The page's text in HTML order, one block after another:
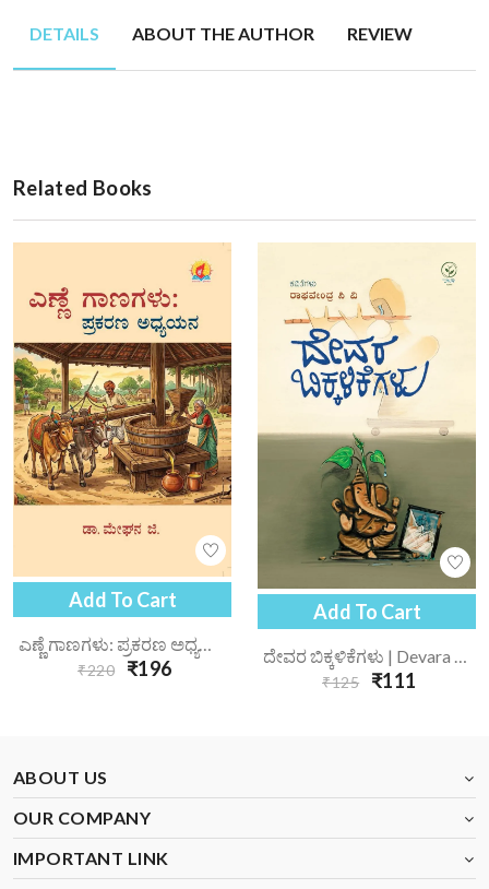
DETAILS ABOUT THE AUTHOR REVIEW
Related Books
Add To Cart
ಎಣ್ಣೆ ಗಾಣಗಳು: ಪ್ರಕರಣ ಅಧ್ಯಯನ | Enne Gaanagalu Prakarana Adhyayana
₹220 ₹196
Add To Cart
ದೇವರ ಬಿಕ್ಕಳಿಕೆಗಳು | Devara Bikkalikegalu
₹125 ₹111
ABOUT US
OUR COMPANY
IMPORTANT LINK